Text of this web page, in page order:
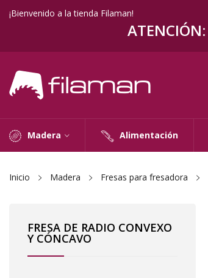
¡Bienvenido a la tienda Filaman!
ATENCIÓN:
Madera Alimentación
Inicio Madera Fresas para fresadora
FRESA DE RADIO CONVEXO
Y CÓNCAVO